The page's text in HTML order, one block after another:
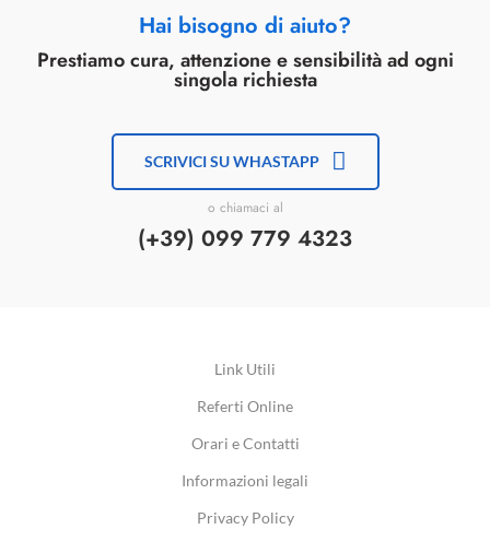
Hai bisogno di aiuto?
Prestiamo cura, attenzione e sensibilità ad ogni
singola richiesta
SCRIVICI SU WHASTAPP
o chiamaci al
(+39) 099 779 4323
Link Utili
Referti Online
Orari e Contatti
Informazioni legali
Privacy Policy